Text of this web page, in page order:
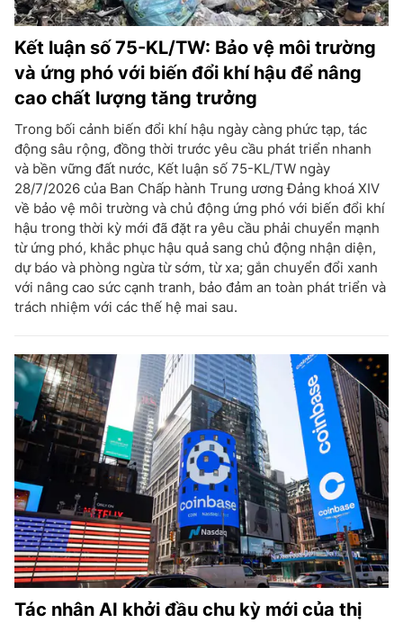
Kết luận số 75-KL/TW: Bảo vệ môi trường
và ứng phó với biến đổi khí hậu để nâng
cao chất lượng tăng trưởng
Trong bối cảnh biến đổi khí hậu ngày càng phức tạp, tác
động sâu rộng, đồng thời trước yêu cầu phát triển nhanh
và bền vững đất nước, Kết luận số 75-KL/TW ngày
28/7/2026 của Ban Chấp hành Trung ương Đảng khoá XIV
về bảo vệ môi trường và chủ động ứng phó với biến đổi khí
hậu trong thời kỳ mới đã đặt ra yêu cầu phải chuyển mạnh
từ ứng phó, khắc phục hậu quả sang chủ động nhận diện,
dự báo và phòng ngừa từ sớm, từ xa; gắn chuyển đổi xanh
với nâng cao sức cạnh tranh, bảo đảm an toàn phát triển và
trách nhiệm với các thế hệ mai sau.
Tác nhân AI khởi đầu chu kỳ mới của thị